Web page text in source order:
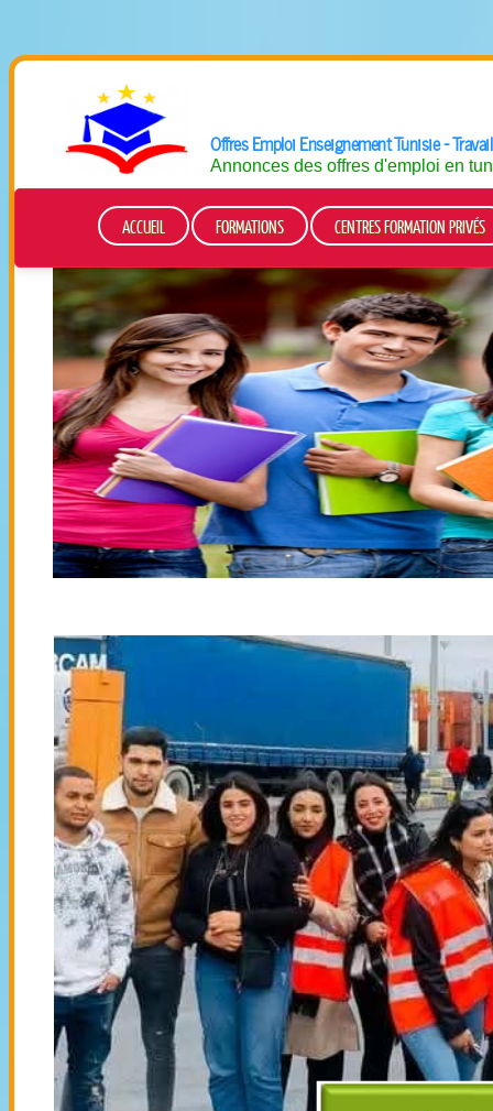
Offres Emploi EnseignementTunisie -
Annonces des offres d'emploi en
ACCUEIL FORMATIONS CENTRES FORMATION PRIVÉS